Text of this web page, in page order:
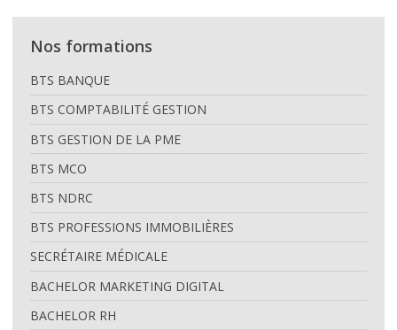
Nos formations
BTS BANQUE
BTS COMPTABILITÉ GESTION
BTS GESTION DE LA PME
BTS MCO
BTS NDRC
BTS PROFESSIONS IMMOBILIÈRES
SECRÉTAIRE MÉDICALE
BACHELOR MARKETING DIGITAL
BACHELOR RH